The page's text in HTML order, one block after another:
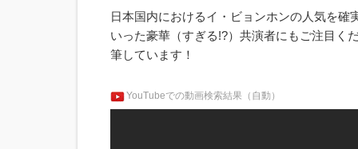
日本国内におけるイ・ビョンホンの人気を
いった豪華（すぎる!?）共演者にもご注目く
筆しています！
YouTubeでの動画検索結果（自動）